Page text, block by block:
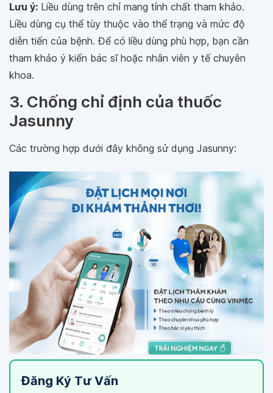
Lưu ý: Liều dùng trên chỉ mang tính chất tham khảo.
Liều dùng cụ thể tùy thuộc vào thể trạng và mức độ
diễn tiến của bệnh. Để có liều dùng phù hợp, bạn cần
tham khảo ý kiến bác sĩ hoặc nhân viên y tế chuyên
khoa.
3. Chống chỉ định của thuốc
Jasunny
Các trường hợp dưới đây không sử dụng Jasunny:
Đăng Ký Tư Vấn